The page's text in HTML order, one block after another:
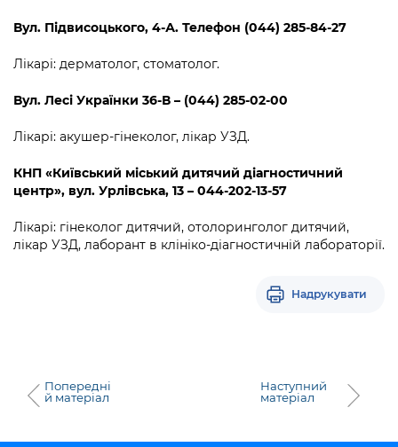
Вул. Підвисоцького, 4-А. Телефон (044) 285-84-27
Лікарі: дерматолог, стоматолог.
Вул. Лесі Українки 36-В – (044) 285-02-00
Лікарі: акушер-гінеколог, лікар УЗД.
КНП «Київський міський дитячий діагностичний
центр», вул. Урлівська, 13 – 044-202-13-57
Лікарі: гінеколог дитячий, отолоринголог дитячий,
лікар УЗД, лаборант в клініко-діагностичній лабораторії.
Надрукувати
Попередні
й матеріал
Наступний
матеріал